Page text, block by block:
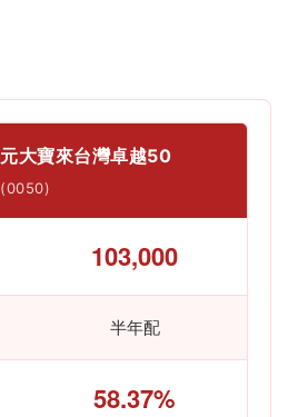
元大寶來台灣卓越50
(0050)
103,000
半年配
58.37%